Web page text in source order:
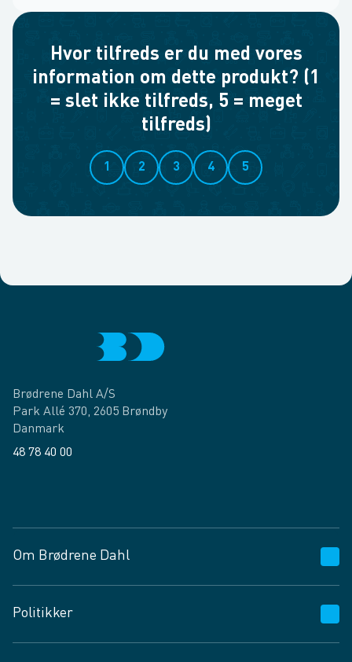
Hvor tilfreds er du med vores
information om dette produkt? (1
= slet ikke tilfreds, 5 = meget
tilfreds)
1 2 3 4 5
Brødrene Dahl A/S
Park Allé 370, 2605 Brøndby
Danmark
48 78 40 00
Om Brødrene Dahl
Vagttelefon 30 10 89 89
Spørgsmål og svar
Politikker